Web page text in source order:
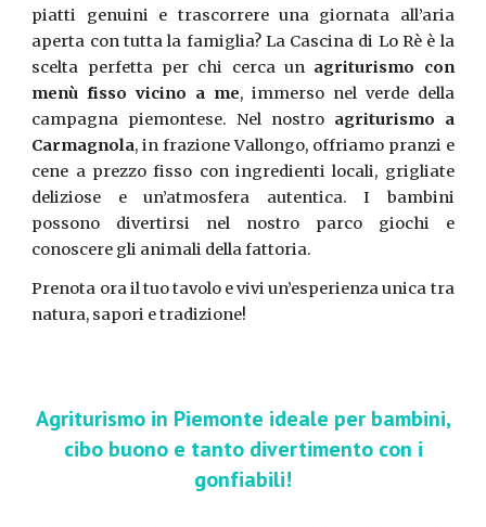
piatti genuini e trascorrere una giornata all’aria
aperta con tutta la famiglia? La Cascina di Lo Rè è la
scelta perfetta per chi cerca un agriturismo con
menù fisso vicino a me, immerso nel verde della
campagna piemontese. Nel nostro agriturismo a
Carmagnola,in frazioneVallongo, offriamo pranzi e
cene a prezzo fisso con ingredienti locali, grigliate
deliziose e un’atmosfera autentica. I bambini
possono divertirsi nel nostro parco giochi e
conoscere gli animali della fattoria.
Prenota ora il tuo tavolo e vivi un’esperienza unica tra
natura, sapori e tradizione!
Agriturismo in Piemonte ideale per bambini,
cibo buono e tanto divertimento con i
gonfiabili!